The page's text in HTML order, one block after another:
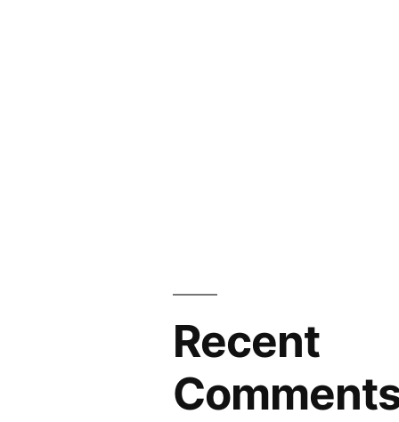
Recent